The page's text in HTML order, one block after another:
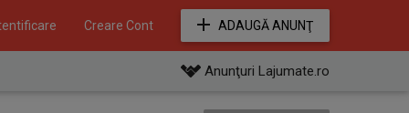
Creare Cont ADAUGĂ ANUNŢ
Anunţuri Lajumate.ro